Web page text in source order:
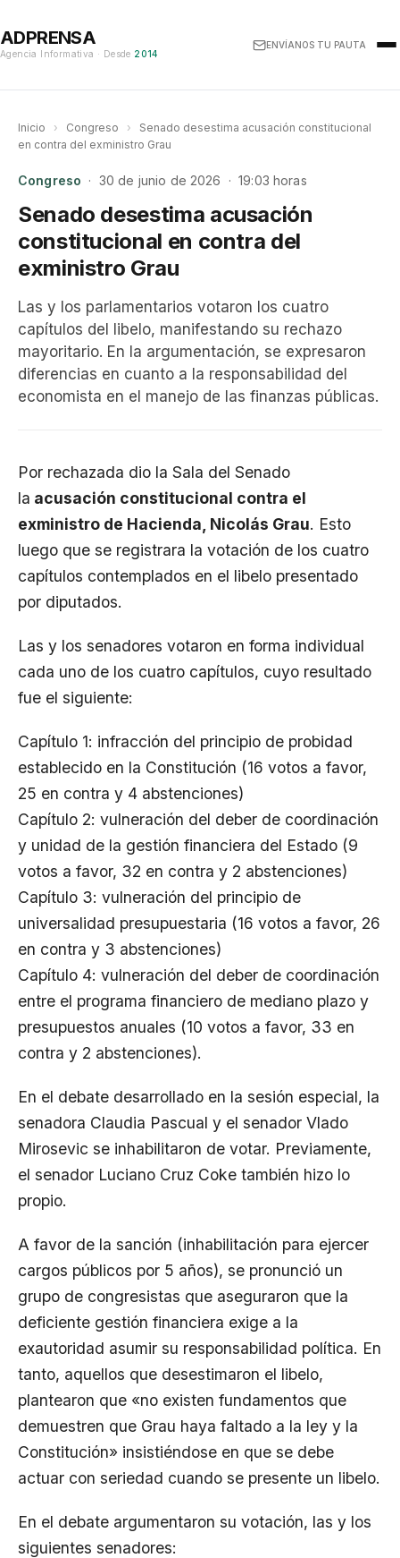
ADPRENSA
Agencia Informativa · Desde 2014
ENVÍANOS TU PAUTA
Inicio › Congreso ›
Senado desestima acusación constitucional
en contra del exministro Grau
Congreso · 30 de junio de 2026 · 19:03 horas
Senado desestima acusación
constitucional en contra del
exministro Grau
Las y los parlamentarios votaron los cuatro
capítulos del libelo, manifestando su rechazo
mayoritario. En la argumentación, se expresaron
diferencias en cuanto a la responsabilidad del
economista en el manejo de las finanzas públicas.
Por rechazada dio la Sala del Senado
la acusación constitucional contra el
exministro de Hacienda, Nicolás Grau. Esto
luego que se registrara la votación de los cuatro
capítulos contemplados en el libelo presentado
por diputados.
Las y los senadores votaron en forma individual
cada uno de los cuatro capítulos, cuyo resultado
fue el siguiente:
Capítulo 1: infracción del principio de probidad
establecido en la Constitución (16 votos a favor,
25 en contra y 4 abstenciones)
Capítulo 2: vulneración del deber de coordinación
y unidad de la gestión financiera del Estado (9
votos a favor, 32 en contra y 2 abstenciones)
Capítulo 3: vulneración del principio de
universalidad presupuestaria (16 votos a favor, 26
en contra y 3 abstenciones)
Capítulo 4: vulneración del deber de coordinación
entre el programa financiero de mediano plazo y
presupuestos anuales (10 votos a favor, 33 en
contra y 2 abstenciones).
En el debate desarrollado en la sesión especial, la
senadora Claudia Pascual y el senador Vlado
Mirosevic se inhabilitaron de votar. Previamente,
el senador Luciano Cruz Coke también hizo lo
propio.
A favor de la sanción (inhabilitación para ejercer
cargos públicos por 5 años), se pronunció un
grupo de congresistas que aseguraron que la
deficiente gestión financiera exige a la
exautoridad asumir su responsabilidad política. En
tanto, aquellos que desestimaron el libelo,
plantearon que «no existen fundamentos que
demuestren que Grau haya faltado a la ley y la
Constitución» insistiéndose en que se debe
actuar con seriedad cuando se presente un libelo.
En el debate argumentaron su votación, las y los
siguientes senadores: